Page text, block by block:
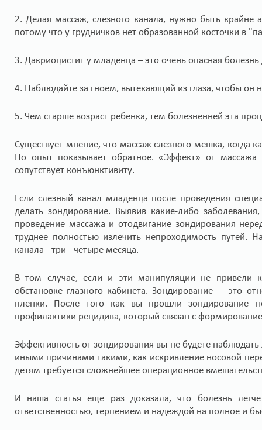
2. Делая массаж, слезного канала, нужно быть
потому что у грудничков нет образованной косточки в
3. Дакриоцистит у младенца – это очень опасная
4. Наблюдайте за гноем, вытекающий из глаза, чтобы он
5. Чем старше возраст ребенка, тем болезненней эта
Существует мнение, что массаж слезного мешка, когда
Но опыт показывает обратное. «Эффект» от
сопутствует конъюнктивиту.
Если слезный канал младенца после проведения
делать зондирование. Выявив какие-либо
проведение массажа и отодвигание зондирования
труднее полностью излечить непроходимость путей.
канала - три - четыре месяца.
В том случае, если и эти манипуляции не привели к
обстановке глазного кабинета. Зондирование - это
пленки. После того как вы прошли зондирование
профилактики рецидива, который связан с
Эффективность от зондирования вы не будете
иными причинами такими, как искривление носовой
детям требуется сложнейшее операционное
И наша статья еще раз доказала, что болезнь
ответственностью, терпением и надеждой на полное и